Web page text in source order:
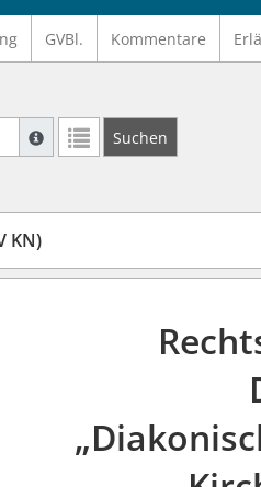
GVBl. Kommentare
Suche mit Platzhalter "*", Bsp.
Suchen
KN)